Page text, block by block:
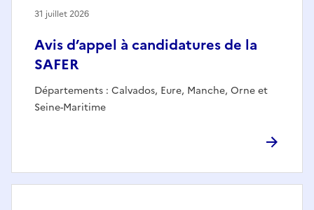
Avis d’appel à candidatures de la
SAFER
Départements : Calvados, Eure, Manche, Orne et
Seine-Maritime
31 juillet 2026